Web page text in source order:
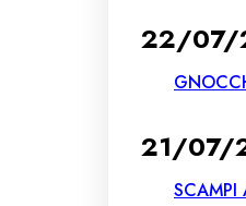
22/07/
21/07/
SCAMPI